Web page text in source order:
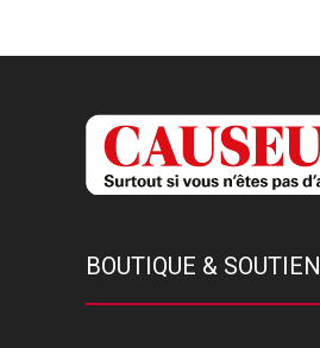
BOUTIQUE & SOUTIEN